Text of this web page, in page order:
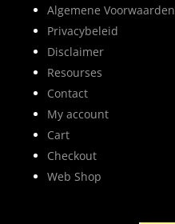
Algemene Voorwaarden
Privacybeleid
Disclaimer
Resourses
Contact
My account
Cart
Checkout
Web Shop